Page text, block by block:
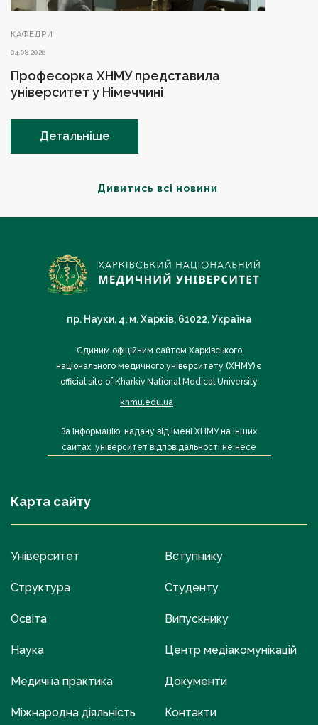
Дивитись всі новини
КАФЕДРИ
04.08.2026
Професорка ХНМУ представила
університет у Німеччині
Детальніше
пр. Науки, 4, м. Харків, 61022, Україна
Єдиним офіційним сайтом Харківського
національного медичного університету (ХНМУ) є
official site of Kharkiv National Medical University
knmu.edu.ua
За інформацію, надану від імені ХНМУ на інших
сайтах, університет відповідальності не несе
Карта сайту
Університет
Структура
Освіта
Наука
Медична практика
Міжнародна діяльність
Вступнику
Студенту
Випускнику
Центр медіакомунікацій
Документи
Контакти